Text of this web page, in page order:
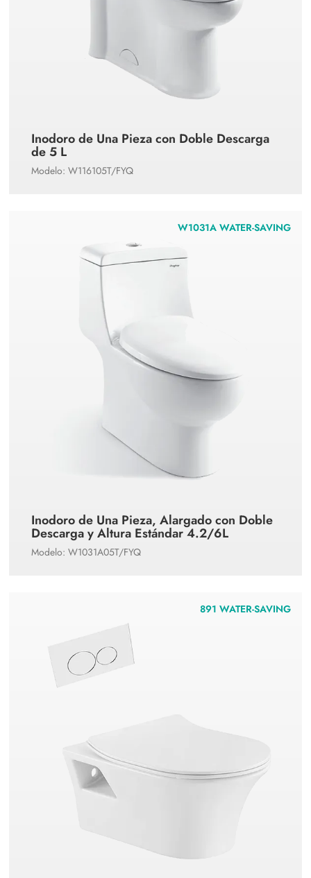
Inodoro de Una Pieza con Doble Descarga
de 5 L
Modelo: W116105T/FYQ
W1031A WATER-SAVING
Inodoro de Una Pieza, Alargado con Doble
Descarga y Altura Estándar 4.2/6L
Modelo: W1031A05T/FYQ
891 WATER-SAVING